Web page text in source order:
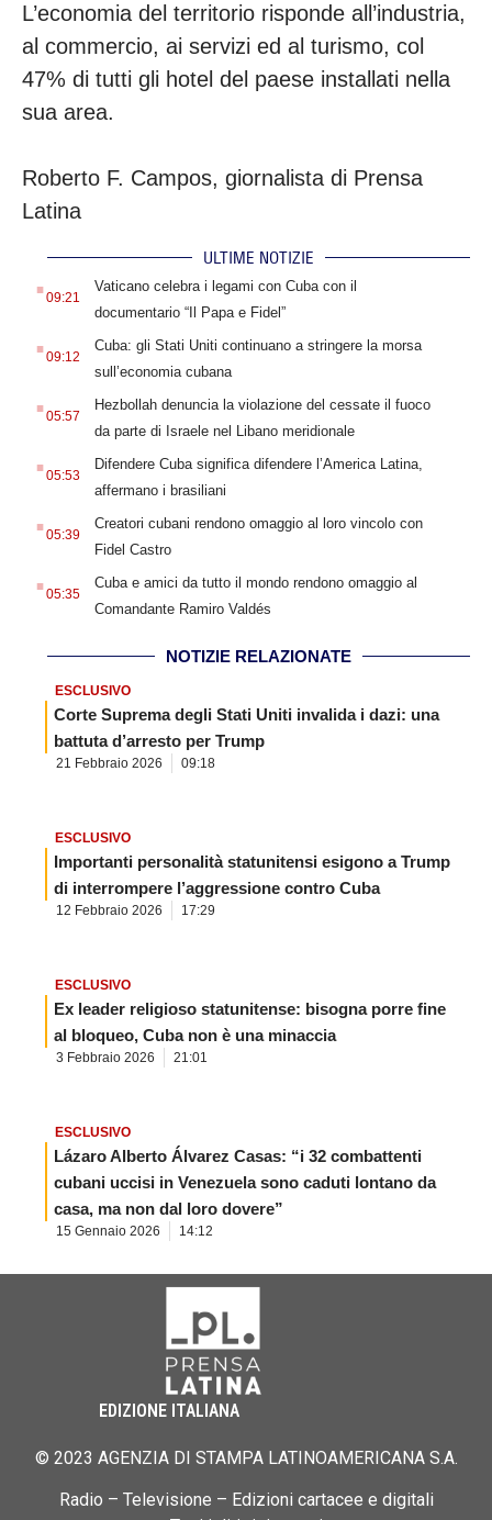
L’economia del territorio risponde all’industria,
al commercio, ai servizi ed al turismo, col
47% di tutti gli hotel del paese installati nella
sua area.
Roberto F. Campos, giornalista di Prensa
Latina
ULTIME NOTIZIE
.09:21
Vaticano celebra i legami con Cuba con il
documentario “Il Papa e Fidel”
.09:12
Cuba: gli Stati Uniti continuano a stringere la morsa
sull’economia cubana
.05:57
Hezbollah denuncia la violazione del cessate il fuoco
da parte di Israele nel Libano meridionale
.05:53
Difendere Cuba significa difendere l’America Latina,
affermano i brasiliani
.05:39
Creatori cubani rendono omaggio al loro vincolo con
Fidel Castro
.05:35
Cuba e amici da tutto il mondo rendono omaggio al
Comandante Ramiro Valdés
NOTIZIE RELAZIONATE
ESCLUSIVO
Corte Suprema degli Stati Uniti invalida i dazi: una
battuta d’arresto per Trump
21 Febbraio 2026 09:18
ESCLUSIVO
Importanti personalità statunitensi esigono a Trump
di interrompere l’aggressione contro Cuba
12 Febbraio 2026 17:29
ESCLUSIVO
Ex leader religioso statunitense: bisogna porre fine
al bloqueo, Cuba non è una minaccia
3 Febbraio 2026 21:01
ESCLUSIVO
Lázaro Alberto Álvarez Casas: “i 32 combattenti
cubani uccisi in Venezuela sono caduti lontano da
casa, ma non dal loro dovere”
15 Gennaio 2026 14:12
EDIZIONE ITALIANA
© 2023 AGENZIA DI STAMPA LATINOAMERICANA S.A.
Radio – Televisione – Edizioni cartacee e digitali